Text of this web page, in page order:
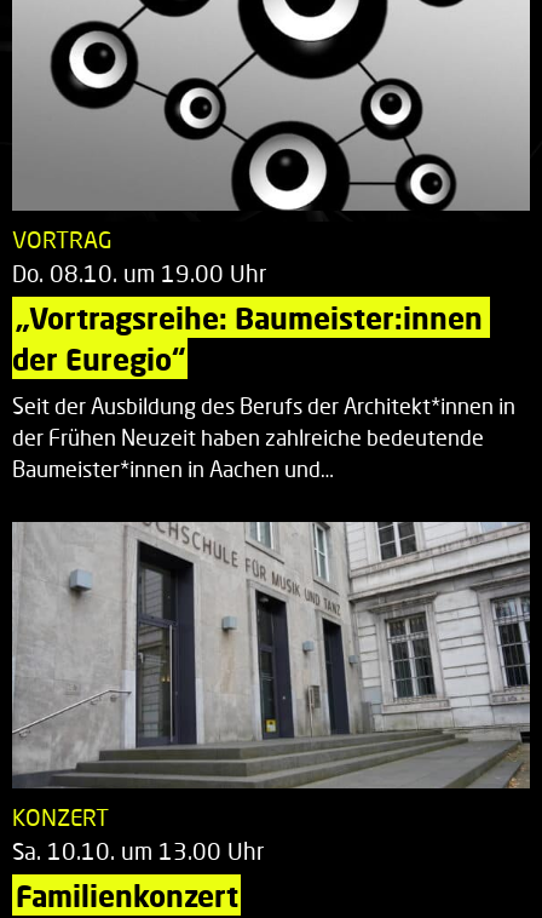
VORTRAG
Do. 08.10. um 19.00 Uhr
„Vortragsreihe: Baumeister:innen
der Euregio“
Seit der Ausbildung des Berufs der Architekt*innen in
der Frühen Neuzeit haben zahlreiche bedeutende
Baumeister*innen in Aachen und…
KONZERT
Sa. 10.10. um 13.00 Uhr
Familienkonzert